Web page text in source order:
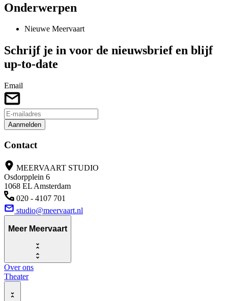
Onderwerpen
Nieuwe Meervaart
Schrijf je in voor de nieuwsbrief en blijf
up-to-date
Email
Aanmelden
Contact
MEERVAART STUDIO
Osdorpplein 6
1068 EL Amsterdam
020 - 4107 701
studio@meervaart.nl
Meer Meervaart
Over ons
Theater